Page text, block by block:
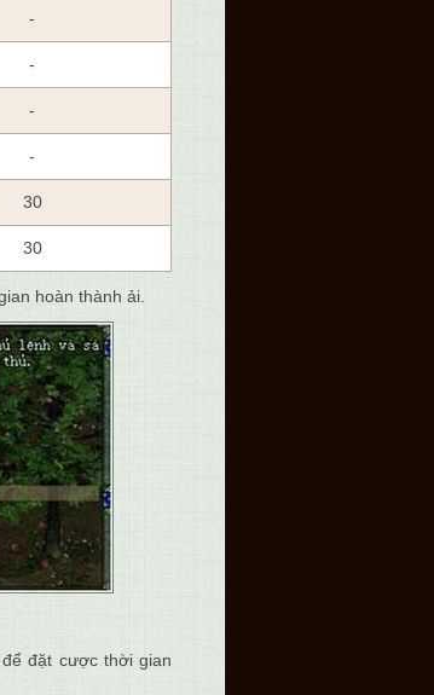
-
-
-
-
30
30
hoàn thành ải.
đặt cược thời gian